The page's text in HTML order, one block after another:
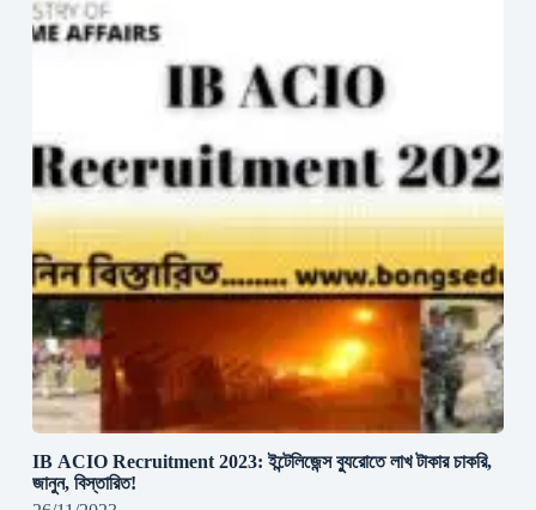
IB ACIO Recruitment 2023: ইন্টেলিজেন্স ব্যুরোতে লাখ টাকার চাকরি,
জানুন, বিস্তারিত!